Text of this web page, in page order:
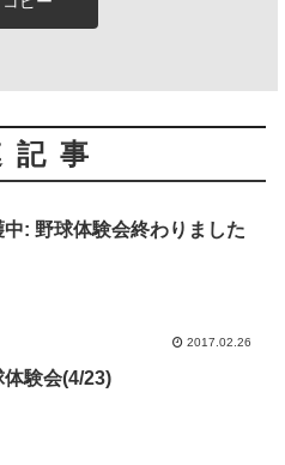
記事
中: 野球体験会終わりました
2017.02.26
体験会(4/23)